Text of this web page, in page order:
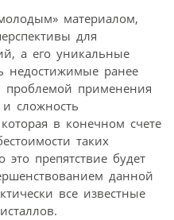
материалом,
для
а его уникальные
недостижимые ранее
проблемой применения
и сложность
в конечном счете
таких
препятствие будет
данной
все известные